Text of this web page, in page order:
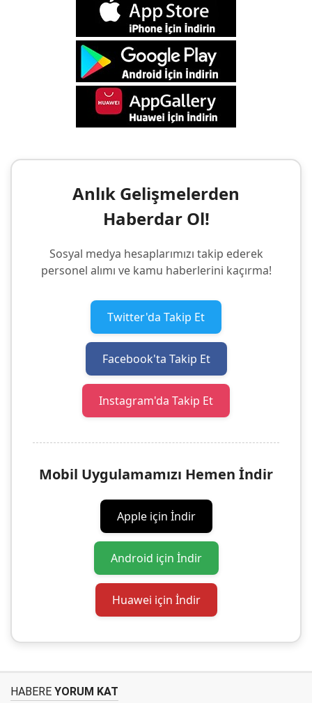
Anlık Gelişmelerden
Haberdar Ol!
Sosyal medya hesaplarımızı takip ederek
personel alımı ve kamu haberlerini kaçırma!
Twitter'da Takip Et
Facebook'ta Takip Et
Instagram'da Takip Et
Mobil Uygulamamızı Hemen İndir
Apple için İndir
Android için İndir
Huawei için İndir
HABERE YORUM KAT